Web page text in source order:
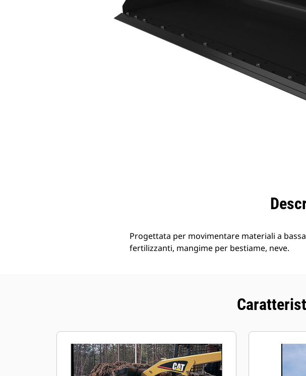
Progettata per movimentare materiali a
fertilizzanti, mangime per bestiame, neve.